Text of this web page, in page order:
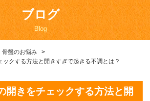
ブログ
Blog
骨盤のお悩み
ックする方法と開きすぎで起きる不調とは？
開きをチェックする方法と開